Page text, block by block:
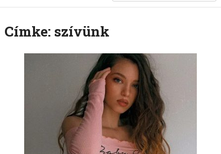
Címke: szívünk